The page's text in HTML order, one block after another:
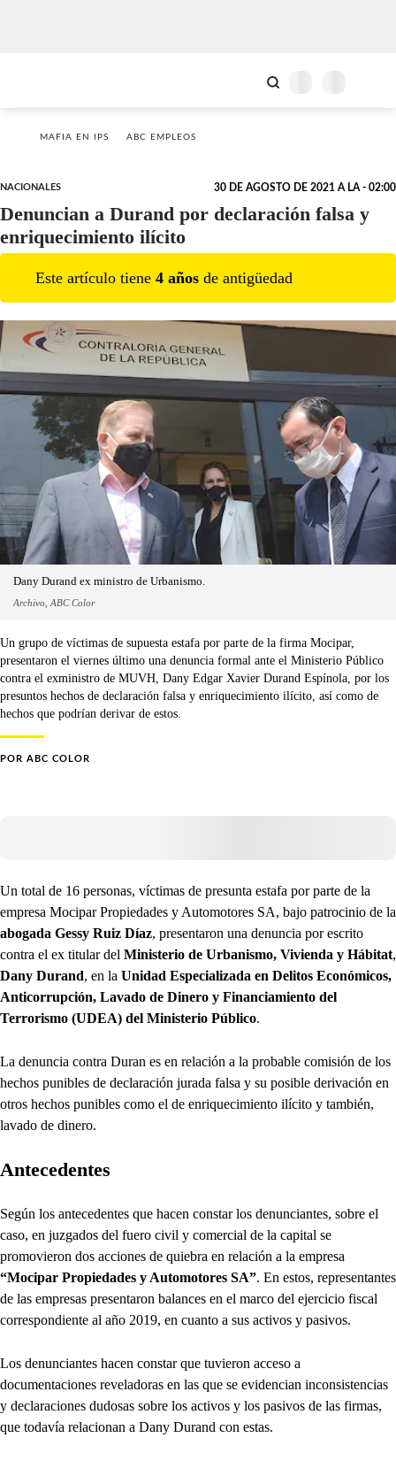
MAFIA EN IPS ABC EMPLEOS
NACIONALES 30 DE AGOSTO DE 2021 A LA - 02:00
Denuncian a Durand por declaración falsa y
enriquecimiento ilícito
Este artículo tiene 4 años de antigüedad
Dany Durand ex ministro de Urbanismo.
Archivo, ABC Color
Un grupo de víctimas de supuesta estafa por parte de la firma Mocipar,
presentaron el viernes último una denuncia formal ante el Ministerio Público
contra el exministro de MUVH, Dany Edgar Xavier Durand Espínola, por los
presuntos hechos de declaración falsa y enriquecimiento ilícito, así como de
hechos que podrían derivar de estos.
POR ABC COLOR
Un total de 16 personas, víctimas de presunta estafa por parte de la
empresa Mocipar Propiedades y Automotores SA, bajo patrocinio de la
abogada Gessy Ruiz Díaz, presentaron una denuncia por escrito
contra el ex titular del Ministerio de Urbanismo, Vivienda y Hábitat,
Dany Durand, en la Unidad Especializada en Delitos Económicos,
Anticorrupción, Lavado de Dinero y Financiamiento del
Terrorismo (UDEA) del Ministerio Público.
La denuncia contra Duran es en relación a la probable comisión de los
hechos punibles de declaración jurada falsa y su posible derivación en
otros hechos punibles como el de enriquecimiento ilícito y también,
lavado de dinero.
Antecedentes
Según los antecedentes que hacen constar los denunciantes, sobre el
caso, en juzgados del fuero civil y comercial de la capital se
promovieron dos acciones de quiebra en relación a la empresa
“Mocipar Propiedades y Automotores SA”. En estos, representantes
de las empresas presentaron balances en el marco del ejercicio fiscal
correspondiente al año 2019, en cuanto a sus activos y pasivos.
Los denunciantes hacen constar que tuvieron acceso a
documentaciones reveladoras en las que se evidencian inconsistencias
y declaraciones dudosas sobre los activos y los pasivos de las firmas,
que todavía relacionan a Dany Durand con estas.